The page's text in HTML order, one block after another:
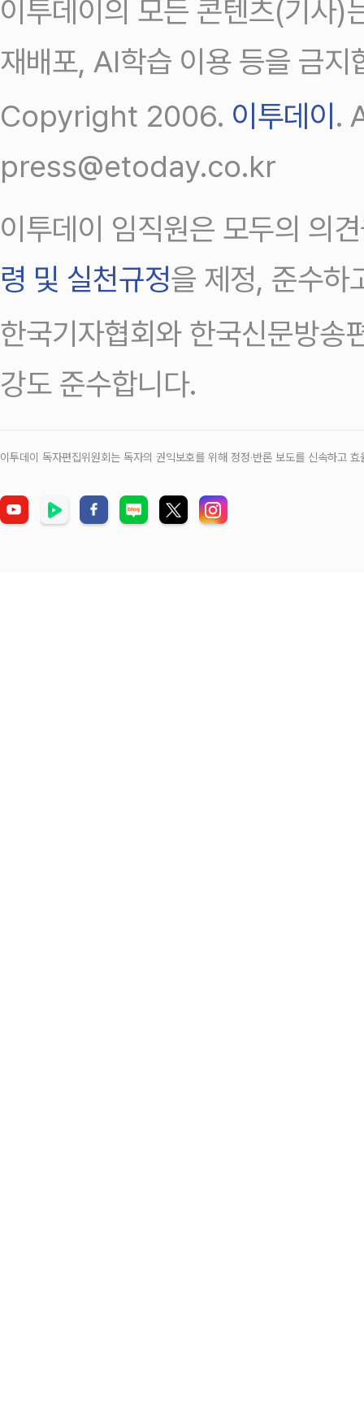
이투데이의 모든 콘텐츠(기사)
재배포, AI학습 이용 등을 금지
Copyright 2006. 이투데이.
press@etoday.co.kr
이투데이 임직원은 모두의 의
령 및 실천규정을 제정, 준수하
한국기자협회와 한국신문방송
강도 준수합니다.
이투데이 독자편집위원회는 독자의 권익보호를 위해 정정‧반론 보도를 신속하고